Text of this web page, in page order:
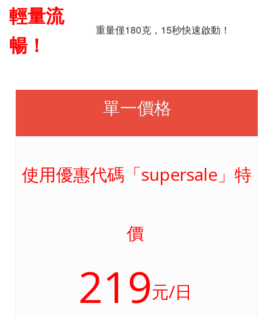
輕量流
暢！
重量僅180克，15秒快速啟動！
單一價格
使用優惠代碼「supersale」特
價
219元/日